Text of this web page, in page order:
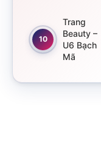
10
Trang
Beauty –
U6 Bạch
Mã